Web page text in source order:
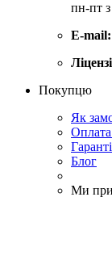
пн-пт
E-mail:
Покупцю
Як
Оплата
Блог
Ми